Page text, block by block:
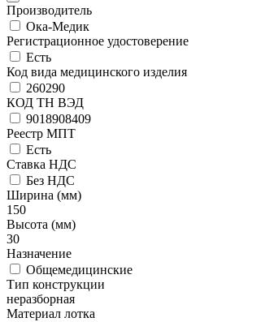
Производитель
Ока-Медик
Регистрационное удостоверение
Есть
Код вида медицинского изделия
260290
КОД ТН ВЭД
9018908409
Реестр МПТ
Есть
Ставка НДС
Без НДС
Ширина (мм)
150
Высота (мм)
30
Назначение
Общемедицинские
Тип конструкции
неразборная
Материал лотка